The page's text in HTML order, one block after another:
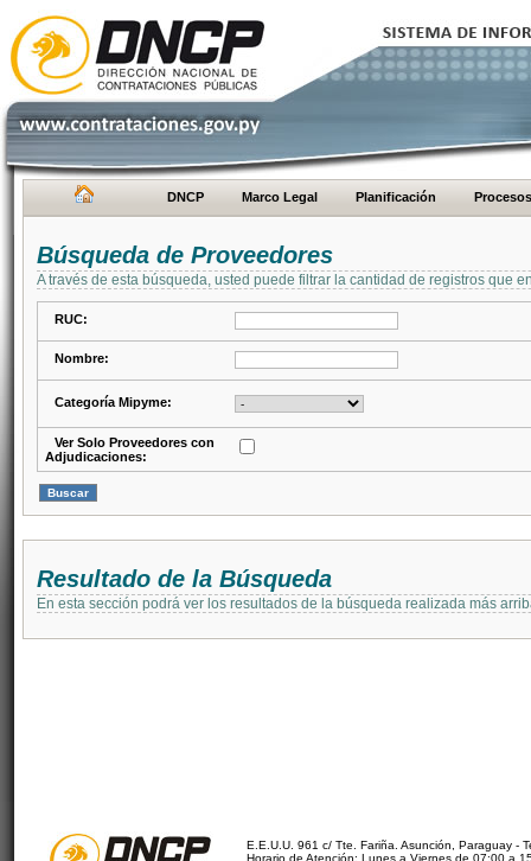
DNCP Marco Legal Planificación Procesos
Búsqueda de Proveedores
A través de esta búsqueda, usted puede filtrar la cantidad de registros que
RUC:
Nombre:
Categoría Mipyme:
Ver Solo Proveedores con
Adjudicaciones:
Resultado de la Búsqueda
En esta sección podrá ver los resultados de la búsqueda realizada más
E.E.U.U. 961 c/ Tte. Fariña. Asunción, Paraguay -
Horario de Atención: Lunes a Viernes de 07:00 a